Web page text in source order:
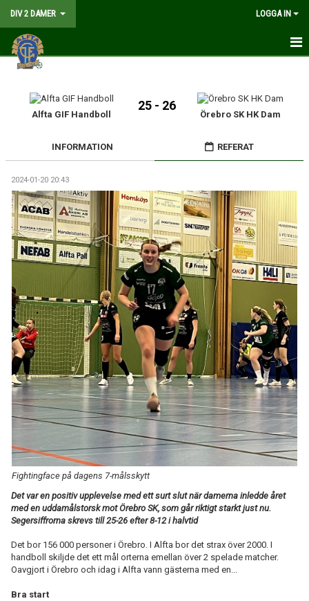
DIV 2 DAMER LOGGA IN
HEM
NYHETER
MATCHER
KALENDER
TRUPPEN
DOKUMENT
LIVESÄNDNING
TABELL
Alfta GIF Handboll
25 - 26
Örebro SK HK Dam
INFORMATION REFERAT
2024-01-20 20:43
Fightingface på dagens 7-målsskytt
Det var en positiv upplevelse med ett surt slut när damerna inledde året
med en uddamålstorsk mot Örebro SK, som går riktigt starkt just nu.
Segersiffrorna skrevs till 25-26 efter 8-12 i halvtid
Det bor 156 000 personer i Örebro. I Alfta bor det strax över 2000. I
handboll skiljde det ett mål orterna emellan över 2 spelade matcher.
Oavgjort i Örebro och idag i Alfta vann gästerna med en...
Bra start